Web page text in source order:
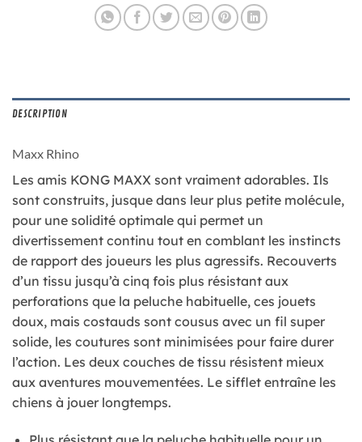
DESCRIPTION
Maxx Rhino
Les amis KONG MAXX sont vraiment adorables. Ils
sont construits, jusque dans leur plus petite molécule,
pour une solidité optimale qui permet un
divertissement continu tout en comblant les instincts
de rapport des joueurs les plus agressifs. Recouverts
d’un tissu jusqu’à cinq fois plus résistant aux
perforations que la peluche habituelle, ces jouets
doux, mais costauds sont cousus avec un fil super
solide, les coutures sont minimisées pour faire durer
l’action. Les deux couches de tissu résistent mieux
aux aventures mouvementées. Le sifflet entraîne les
chiens à jouer longtemps.